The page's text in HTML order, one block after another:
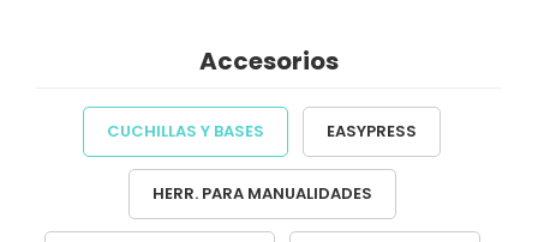
Accesorios
CUCHILLAS Y BASES EASYPRESS
HERR. PARA MANUALIDADES